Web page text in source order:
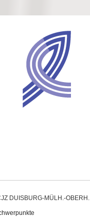
DUISBURG-MÜLH.-OBERH.